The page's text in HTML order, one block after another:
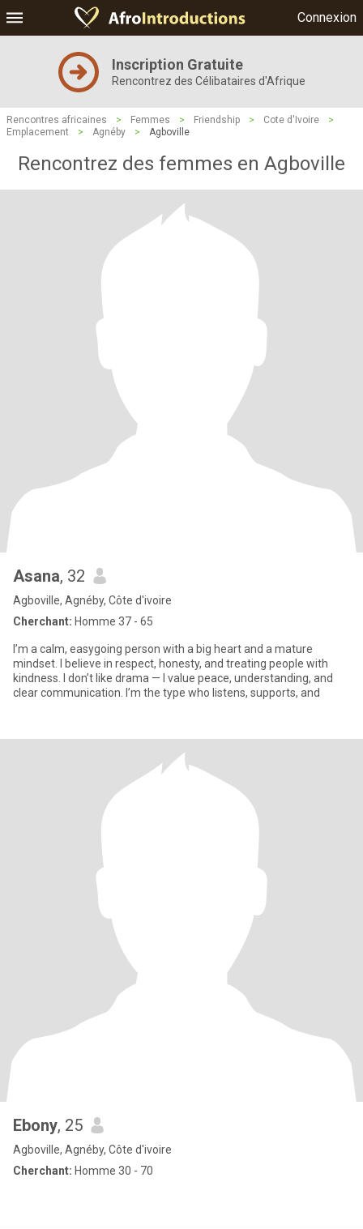
Connexion
Inscription Gratuite
Rencontrez des Célibataires d'Afrique
Rencontres africaines > Femmes > Friendship > Cote d'Ivoire
>
Emplacement
> Agnéby > Agboville
Rencontrez des femmes en Agboville
Asana, 32
Agboville, Agnéby, Côte d'ivoire
Cherchant: Homme 37 - 65
I’m a calm, easygoing person with a big heart and a mature
mindset. I believe in respect, honesty, and treating people with
kindness. I don’t like drama — I value peace, understanding, and
clear communication. I’m the type who listens, supports, and
Ebony, 25
Agboville, Agnéby, Côte d'ivoire
Cherchant: Homme 30 - 70